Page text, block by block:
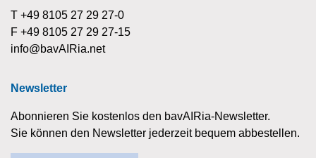
T +49 8105 27 29 27-0
F +49 8105 27 29 27-15
info@bavAIRia.net
Newsletter
Abonnieren Sie kostenlos den bavAIRia-Newsletter.
Sie können den Newsletter jederzeit bequem abbestellen.